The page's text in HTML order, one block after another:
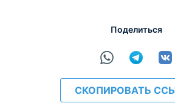
Поделиться
СКОПИРОВАТЬ